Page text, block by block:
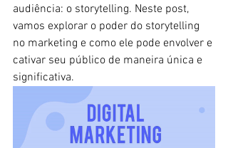
audiência: o storytelling. Neste post,
vamos explorar o poder do storytelling
no marketing e como ele pode envolver e
cativar seu público de maneira única e
significativa.